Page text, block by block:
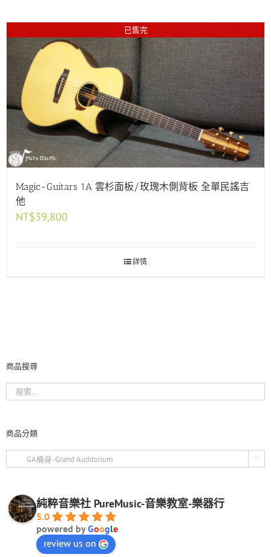
已售完
Magic-Guitars 1A 雲杉面板/玫瑰木側背板 全單民謠吉
他
NT$39,800
詳情
商品搜尋
商品分類

純粹音樂社 PureMusic-音樂教室-樂器行
5.0
powered byGoogle
review us on